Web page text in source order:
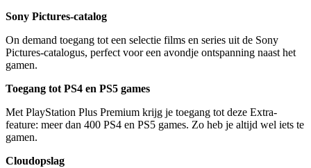
Sony Pictures-catalog
On demand toegang tot een selectie films en series uit de Sony
Pictures-catalogus, perfect voor een avondje ontspanning naast het
gamen.
Toegang tot PS4 en PS5 games
Met PlayStation Plus Premium krijg je toegang tot deze Extra-
feature: meer dan 400 PS4 en PS5 games. Zo heb je altijd wel iets te
gamen.
Cloudopslag